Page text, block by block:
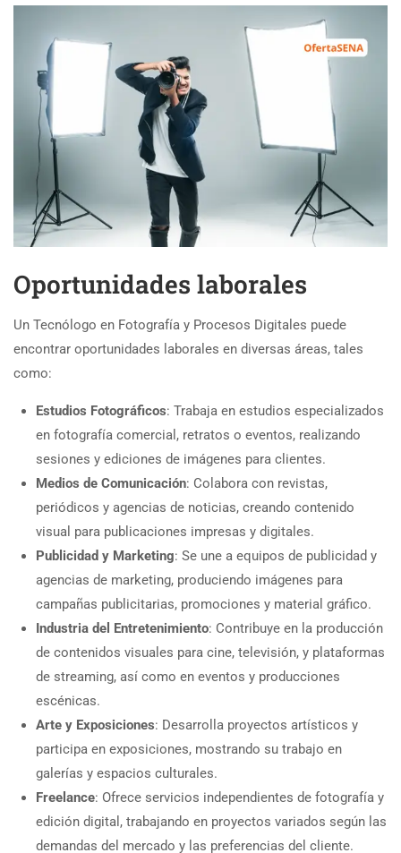
Oportunidades laborales
Un Tecnólogo en Fotografía y Procesos Digitales puede
encontrar oportunidades laborales en diversas áreas, tales
como:
Estudios Fotográficos: Trabaja en estudios especializados
en fotografía comercial, retratos o eventos, realizando
sesiones y ediciones de imágenes para clientes.
Medios de Comunicación: Colabora con revistas,
periódicos y agencias de noticias, creando contenido
visual para publicaciones impresas y digitales.
Publicidad y Marketing: Se une a equipos de publicidad y
agencias de marketing, produciendo imágenes para
campañas publicitarias, promociones y material gráfico.
Industria del Entretenimiento: Contribuye en la producción
de contenidos visuales para cine, televisión, y plataformas
de streaming, así como en eventos y producciones
escénicas.
Arte y Exposiciones: Desarrolla proyectos artísticos y
participa en exposiciones, mostrando su trabajo en
galerías y espacios culturales.
Freelance: Ofrece servicios independientes de fotografía y
edición digital, trabajando en proyectos variados según las
demandas del mercado y las preferencias del cliente.